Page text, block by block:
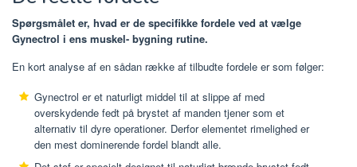
Spørgsmålet er, hvad er de specifikke fordele ved at vælge
Gynectrol i ens muskel- bygning rutine.
En kort analyse af en sådan række af tilbudte fordele er som følger:
Gynectrol er et naturligt middel til at slippe af med
overskydende fedt på brystet af manden tjener som et
alternativ til dyre operationer. Derfor elementet rimelighed er
den mest dominerende fordel blandt alle.